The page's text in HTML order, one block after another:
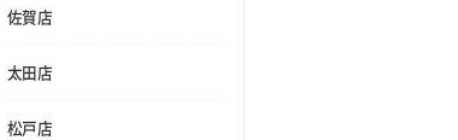
佐賀店
太田店
松戸店